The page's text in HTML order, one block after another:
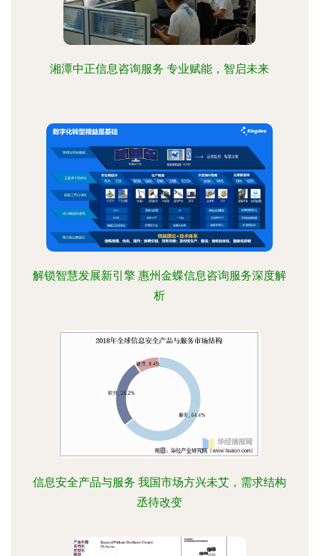
湘潭中正信息咨询服务 专业赋能，智启未来
解锁智慧发展新引擎 惠州金蝶信息咨询服务深度解
析
信息安全产品与服务 我国市场方兴未艾，需求结构
丞待改变